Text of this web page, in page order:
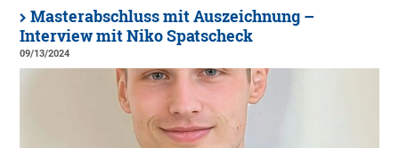
Masterabschluss mit Auszeichnung –
Interview mit Niko Spatscheck
09/13/2024